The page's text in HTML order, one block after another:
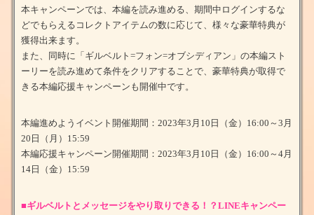
本キャンペーンでは、本編を読み進める、期間中ログインするな
どでもらえるコレクトアイテムの数に応じて、様々な豪華特典が
獲得出来ます。
また、同時に「ギルベルト=フォン=オブシディアン」の本編スト
ーリーを読み進めて条件をクリアすることで、豪華特典が取得で
きる本編応援キャンペーンも開催中です。
本編進めようイベント開催期間：2023年3月10日（金）16:00～3月
20日（月）15:59
本編応援キャンペーン開催期間：2023年3月10日（金）16:00～4月
14日（金）15:59
■ギルベルトとメッセージをやり取りできる！？LINEキャンペー